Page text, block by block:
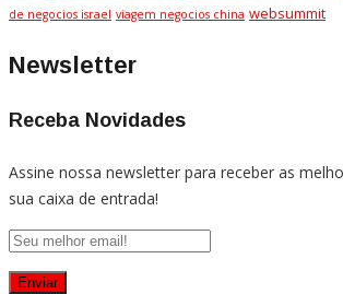
de negocios israel viagem negocios china websummit
Newsletter
Receba Novidades
Assine nossa newsletter para receber as
sua caixa de entrada!